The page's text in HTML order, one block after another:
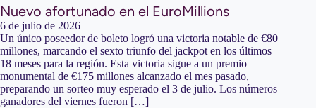
Nuevo afortunado en el EuroMillions
6 de julio de 2026
Un único poseedor de boleto logró una victoria notable de €80
millones, marcando el sexto triunfo del jackpot en los últimos
18 meses para la región. Esta victoria sigue a un premio
monumental de €175 millones alcanzado el mes pasado,
preparando un sorteo muy esperado el 3 de julio. Los números
ganadores del viernes fueron […]